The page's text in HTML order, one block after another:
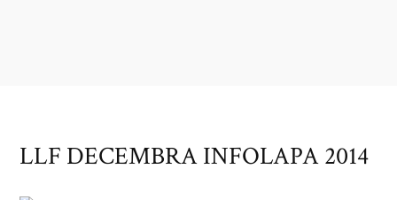
LLF DECEMBRA INFOLAPA 2014